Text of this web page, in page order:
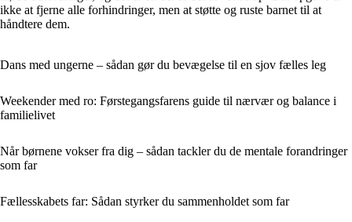
ikke at fjerne alle forhindringer, men at støtte og ruste barnet til at
håndtere dem.
Dans med ungerne – sådan gør du bevægelse til en sjov fælles leg
Weekender med ro: Førstegangsfarens guide til nærvær og balance i
familielivet
Når børnene vokser fra dig – sådan tackler du de mentale forandringer
som far
Fællesskabets far: Sådan styrker du sammenholdet som far